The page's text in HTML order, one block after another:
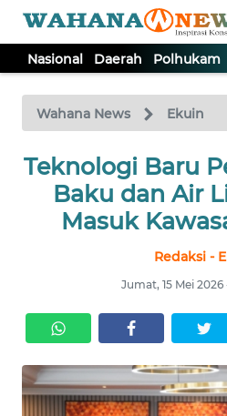
Nasional Daerah Polhukam
Wahana News Ekuin
Teknologi Baru
Baku dan Air
Masuk
Redaksi -
Jumat, 15 Mei 2026
TV
Tutup
NASIONAL
DAERAH
KRIMINAL
EKUIN